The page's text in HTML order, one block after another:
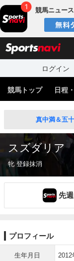
競馬ニュー
ログイン
競馬トップ 日程
真中満＆五
スズダリア
牝 登録抹消
先
プロフィール
生年月日 2012